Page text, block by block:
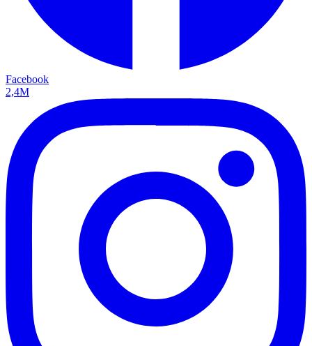
Facebook
2,4M